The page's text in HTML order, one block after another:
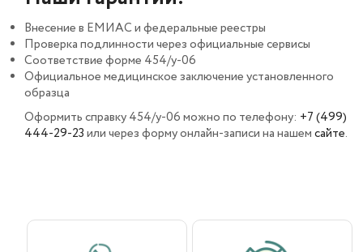
Внесение в ЕМИАС и федеральные реестры
Проверка подлинности через официальные сервисы
Соответствие форме 454/у-06
Официальное медицинское заключение установленного
образца
Оформить справку 454/у-06 можно по телефону: +7 (499)
444-29-23или через форму онлайн-записи на нашемсайте.